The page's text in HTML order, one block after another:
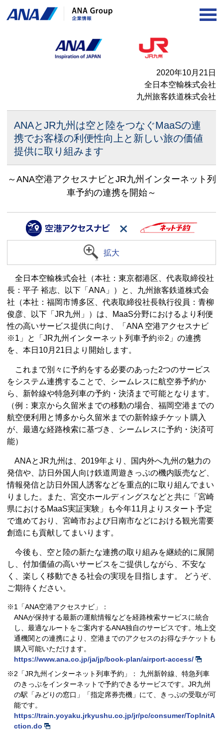
2020年10月21日
全日本空輸株式会社
九州旅客鉄道株式会社
ANAとJR九州は空と陸をつなぐMaaSの連
携でお客様の利便性向上と新しい旅の価値
提供に取り組みます
～ANA空港アクセスナビとJR九州インターネット列
車予約の連携を開始～
拡大
全日本空輸株式会社（本社：東京都港区、代表取締役社
長：平子 裕志、以下「ANA」）と、九州旅客鉄道株式会
社（本社：福岡市博多区、代表取締役社長執行役員：青柳
俊彦、以下「JR九州」）は、MaaS分野におけるより利便
性の高いサービス提供に向け、「ANA 空港アクセスナビ
※1」と「JR九州インターネット列車予約※2」の連携
を、本日10月21日より開始します。
これまで別々に予約をする必要のあった2つのサービス
をシステム連携することで、シームレスに航空券予約か
ら、新幹線や特急列車の予約・決済まで可能となります。
（例：東京から久留米までの移動の場合、福岡空港までの
航空便利用と博多から久留米までの新幹線チケット購入
が、最適な経路検索に基づき、シームレスに予約・決済可
能）
ANAとJR九州は、2019年より、国内外へ九州の魅力の
発信や、訪日外国人向け鉄道周遊きっぷの機内販売など、
情報発信と訪日外国人誘客などを重点的に取り組んでまい
りました。また、宮交ホールディングスなどと共に「宮崎
県におけるMaaS実証実験」も今年11月よりスタート予定
で進めており、宮崎市および日南市などにおける観光需要
創造にも貢献してまいります。
今後も、空と陸の新たな連携の取り組みを継続的に展開
し、付加価値の高いサービスをご提供しながら、不安な
く、楽しく移動できる社会の実現を目指します。 どうぞ、
ご期待ください。
※1「ANA空港アクセスナビ」：
ANAが保持する最新の運航情報などを経路検索サービスに統合
し、最適なルートをご案内するANA独自のサービスです。地上交
通機関との連携により、空港までのアクセスのお得なチケットも
購入可能いただけます。
https://www.ana.co.jp/ja/jp/book-plan/airport-access/
※2「JR九州インターネット列車予約」： 九州新幹線、特急列車
のきっぷをインターネットで予約できるサービスです。JR九州
の駅「みどりの窓口」「指定席券売機」にて、きっぷの受取が可
能です。
https://train.yoyaku.jrkyushu.co.jp/jr/pc/consumer/TopInitA
ction.do